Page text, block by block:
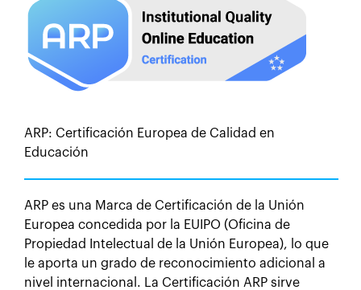
ARP: Certificación Europea de Calidad en
Educación
ARP es una Marca de Certificación de la Unión
Europea concedida por la EUIPO (Oficina de
Propiedad Intelectual de la Unión Europea), lo que
le aporta un grado de reconocimiento adicional a
nivel internacional. La Certificación ARP sirve